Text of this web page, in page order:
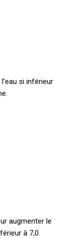
si inférieur
augmenter le
à 7,0.